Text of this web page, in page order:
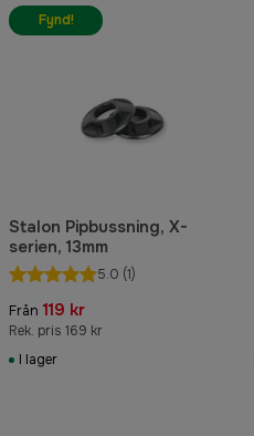
Stalon Pipbussning, X-
serien, 13mm
5.0 (1)
Från 119 kr
Rek. pris 169 kr
I lager
Fynd!